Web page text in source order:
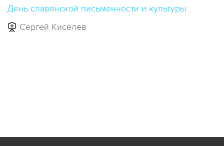
День славянской письменности и культуры
Сергей Киселев